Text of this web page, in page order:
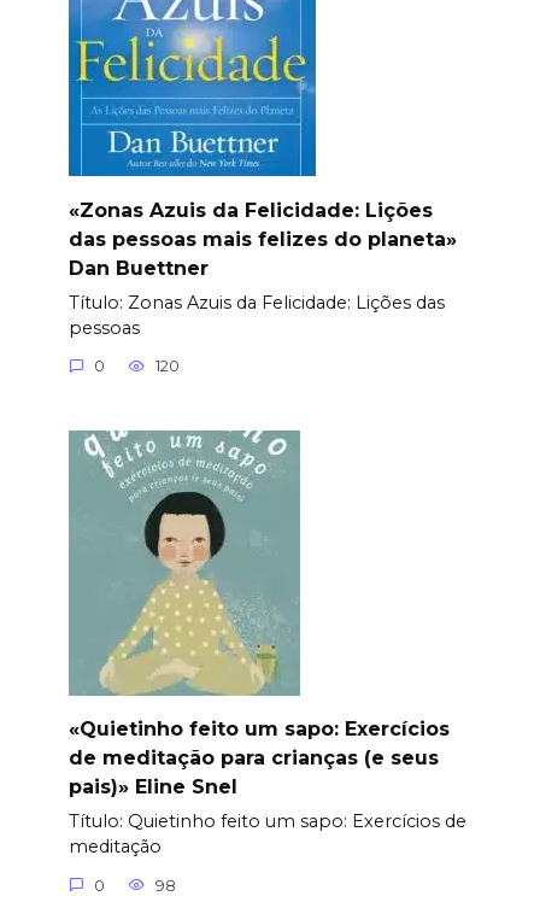
«Zonas Azuis da Felicidade: Lições
das pessoas mais felizes do planeta»
Dan Buettner
Título: Zonas Azuis da Felicidade: Lições das
pessoas
0 120
«Quietinho feito um sapo: Exercícios
de meditação para crianças (e seus
pais)» Eline Snel
Título: Quietinho feito um sapo: Exercícios de
meditação
0 98